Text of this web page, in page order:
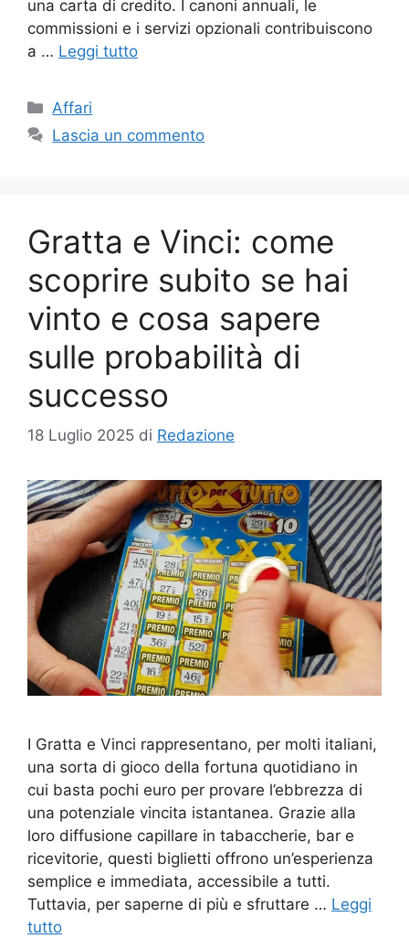
una carta di credito. I canoni annuali, le
commissioni e i servizi opzionali contribuiscono
a … Leggi tutto
Categorie
Affari
Lascia un commento
Gratta e Vinci: come
scoprire subito se hai
vinto e cosa sapere
sulle probabilità di
successo
18 Luglio 2025 di Redazione
I Gratta e Vinci rappresentano, per molti italiani,
una sorta di gioco della fortuna quotidiano in
cui basta pochi euro per provare l’ebbrezza di
una potenziale vincita istantanea. Grazie alla
loro diffusione capillare in tabaccherie, bar e
ricevitorie, questi biglietti offrono un’esperienza
semplice e immediata, accessibile a tutti.
Tuttavia, per saperne di più e sfruttare … Leggi
tutto